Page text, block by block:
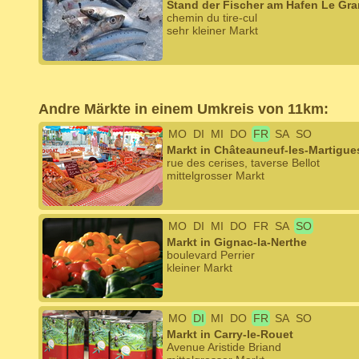
Stand der Fischer am Hafen Le
chemin du tire-cul
sehr kleiner Markt
Andre Märkte in einem Umkreis von 11km:
MO DI MI DO FR SA SO
Markt in Châteauneuf-les-
rue des cerises, taverse Bellot
mittelgrosser Markt
MO DI MI DO FR SA SO
Markt in Gignac-la-Nerthe
boulevard Perrier
kleiner Markt
MO DI MI DO FR SA SO
Markt in Carry-le-Rouet
Avenue Aristide Briand